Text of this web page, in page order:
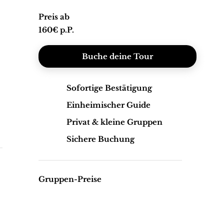
Preis ab
160€ p.P.
Buche deine Tour
Sofortige Bestätigung
Einheimischer Guide
Privat & kleine Gruppen
Sichere Buchung
Gruppen-Preise